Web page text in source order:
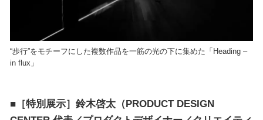
“歩行”をモチーフにした複数作品を一筋の光の下に集めた「Heading –
in flux」
■［特別展示］鈴木啓太（PRODUCT DESIGN